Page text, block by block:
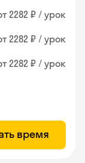
2282 ₽ / урок
2282 ₽ / урок
2282 ₽ / урок
время